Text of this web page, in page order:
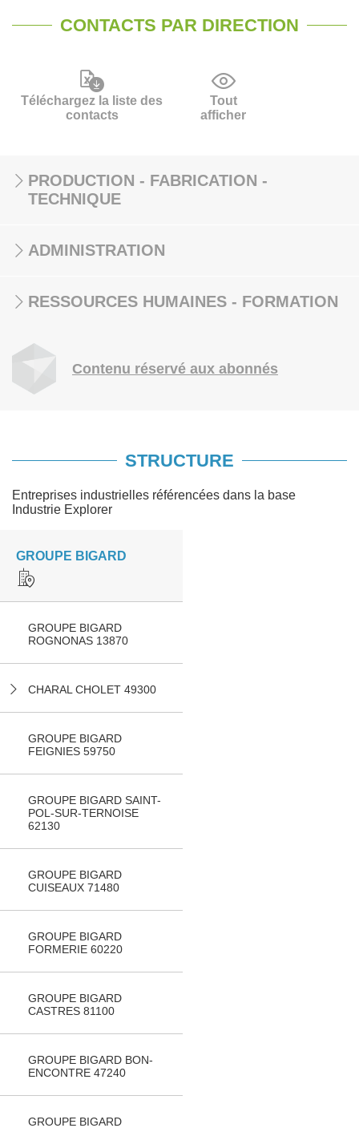
CONTACTS PAR DIRECTION
Téléchargez la liste des
contacts
Tout
afficher
PRODUCTION - FABRICATION -
TECHNIQUE
ADMINISTRATION
RESSOURCES HUMAINES - FORMATION
Contenu réservé aux abonnés
STRUCTURE
Entreprises industrielles référencées dans la base
Industrie Explorer
GROUPE BIGARD
GROUPE BIGARD
ROGNONAS 13870
CHARAL CHOLET 49300
GROUPE BIGARD
FEIGNIES 59750
GROUPE BIGARD SAINT-
POL-SUR-TERNOISE
62130
GROUPE BIGARD
CUISEAUX 71480
GROUPE BIGARD
FORMERIE 60220
GROUPE BIGARD
CASTRES 81100
GROUPE BIGARD BON-
ENCONTRE 47240
GROUPE BIGARD